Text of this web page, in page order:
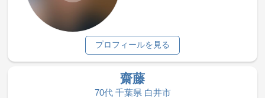
プロフィールを見る
齋藤
70代 千葉県 白井市